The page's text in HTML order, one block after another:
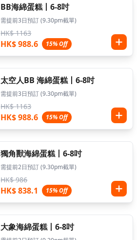
BB海綿蛋糕丨6-8吋
需提前3日預訂 (9.30pm截單)
HK$ 1163
HK$ 988.6 15% Off
太空人BB 海綿蛋糕丨6-8吋
需提前3日預訂 (9.30pm截單)
HK$ 1163
HK$ 988.6 15% Off
獨角獸海綿蛋糕丨6-8吋
需提前2日預訂 (9.30pm截單)
HK$ 986
HK$ 838.1 15% Off
大象海綿蛋糕丨6-8吋